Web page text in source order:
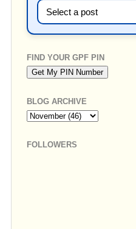
FIND YOUR GPF PIN
BLOG ARCHIVE
FOLLOWERS